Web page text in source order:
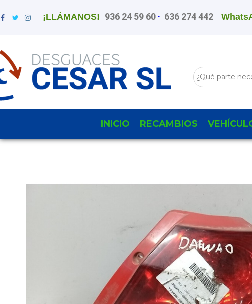
¡LLÁMANOS! 936 24 59 60 · 636 274 442
INICIO RECAMBIOS